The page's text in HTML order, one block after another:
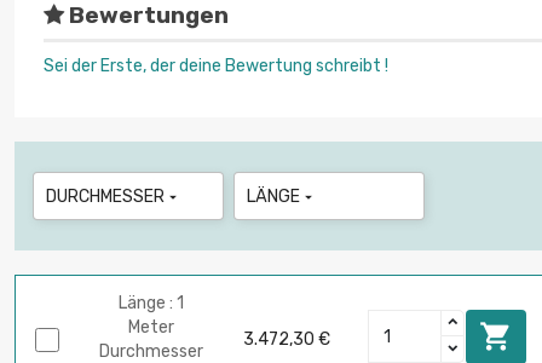
Bewertungen
Sei der Erste, der deine Bewertung schreibt !
DURCHMESSER  LÄNGE 
Länge : 1
Meter
Durchmesser
3.472,30 € 